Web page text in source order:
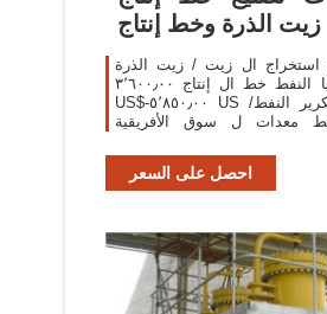
زيت الذرة وخط إنتاج
استخراج ال زيت / زيت الذرة
طارد آلة/فول الصويا النفط خط ال إنتاج ٣٬٦٠٠٫٠٠
US$-٥٬٨٥٠٫٠٠ US صغير الطعام آلة تكرير النفط/
معدات ل سوق الأفريقية
احصل على السعر